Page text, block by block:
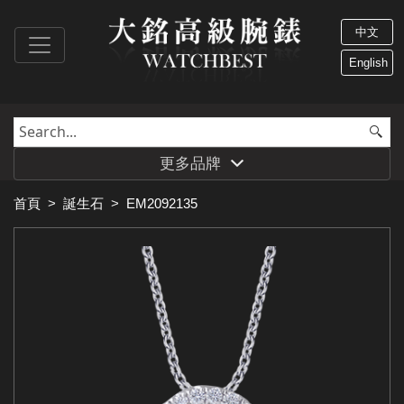
中文
English
更多品牌
首頁 > 誕生石 > EM2092135